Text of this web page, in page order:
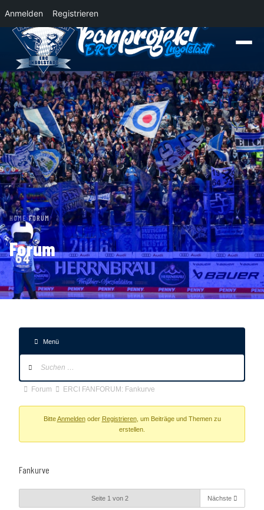
Anmelden Registrieren
NewsDer Panther Express 2026/2027 rollt nach Krefeld! Wohin rollt der
HOME›FORUM
Forum
Menü
Navigation
Forum-
Breadcrumbs
hier:
Forum ERCI FANFORUM: Fankurve
BitteAnmeldenoder Registrieren, um Beiträge und Themen zu
erstellen.
Fankurve
Seite 1 von 2 Nächste